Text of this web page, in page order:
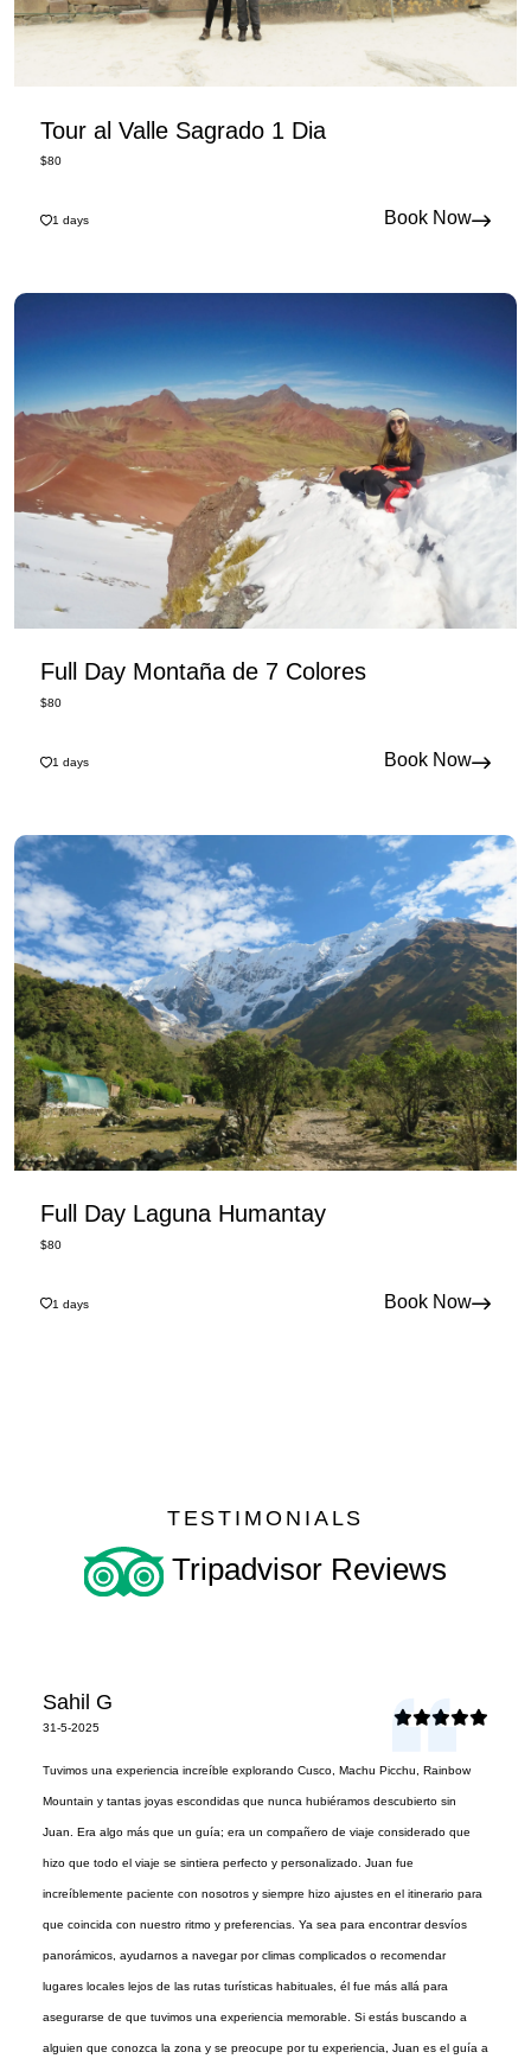
Tour al Valle Sagrado 1 Dia
$80
1 days Book Now
Full Day Montaña de 7 Colores
$80
1 days Book Now
Full Day Laguna Humantay
$80
1 days Book Now
TESTIMONIALS
Tripadvisor Reviews
Sahil G
31-5-2025
Tuvimos una experiencia increíble explorando Cusco, Machu Picchu, Rainbow
Mountain y tantas joyas escondidas que nunca hubiéramos descubierto sin
Juan. Era algo más que un guía; era un compañero de viaje considerado que
hizo que todo el viaje se sintiera perfecto y personalizado. Juan fue
increíblemente paciente con nosotros y siempre hizo ajustes en el itinerario para
que coincida con nuestro ritmo y preferencias. Ya sea para encontrar desvíos
panorámicos, ayudarnos a navegar por climas complicados o recomendar
lugares locales lejos de las rutas turísticas habituales, él fue más allá para
asegurarse de que tuvimos una experiencia memorable. Si estás buscando a
alguien que conozca la zona y se preocupe por tu experiencia, Juan es el guía a